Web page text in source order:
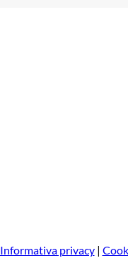
Informativa privacy|